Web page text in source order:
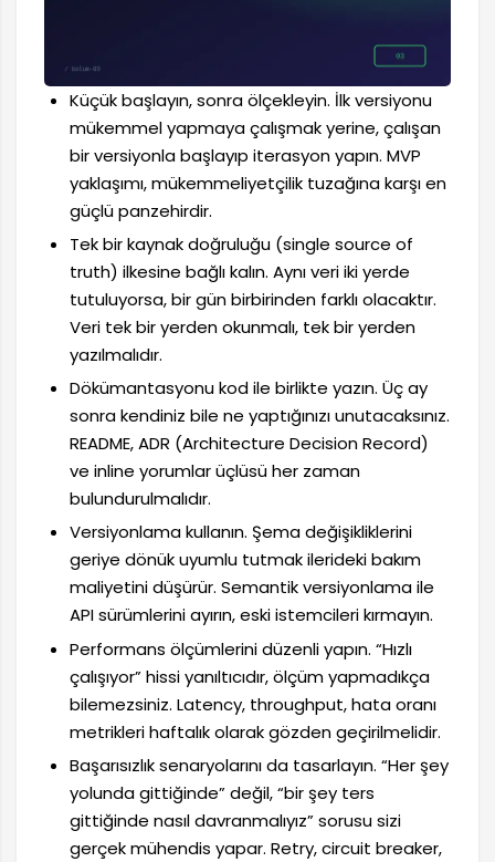
Küçük başlayın, sonra ölçekleyin. İlk versiyonu
mükemmel yapmaya çalışmak yerine, çalışan
bir versiyonla başlayıp iterasyon yapın. MVP
yaklaşımı, mükemmeliyetçilik tuzağına karşı en
güçlü panzehirdir.
Tek bir kaynak doğruluğu (single source of
truth) ilkesine bağlı kalın. Aynı veri iki yerde
tutuluyorsa, bir gün birbirinden farklı olacaktır.
Veri tek bir yerden okunmalı, tek bir yerden
yazılmalıdır.
Dökümantasyonu kod ile birlikte yazın. Üç ay
sonra kendiniz bile ne yaptığınızı unutacaksınız.
README, ADR (Architecture Decision Record)
ve inline yorumlar üçlüsü her zaman
bulundurulmalıdır.
Versiyonlama kullanın. Şema değişikliklerini
geriye dönük uyumlu tutmak ilerideki bakım
maliyetini düşürür. Semantik versiyonlama ile
API sürümlerini ayırın, eski istemcileri kırmayın.
Performans ölçümlerini düzenli yapın. “Hızlı
çalışıyor” hissi yanıltıcıdır, ölçüm yapmadıkça
bilemezsiniz. Latency, throughput, hata oranı
metrikleri haftalık olarak gözden geçirilmelidir.
Başarısızlık senaryolarını da tasarlayın. “Her şey
yolunda gittiğinde” değil, “bir şey ters
gittiğinde nasıl davranmalıyız” sorusu sizi
gerçek mühendis yapar. Retry, circuit breaker,